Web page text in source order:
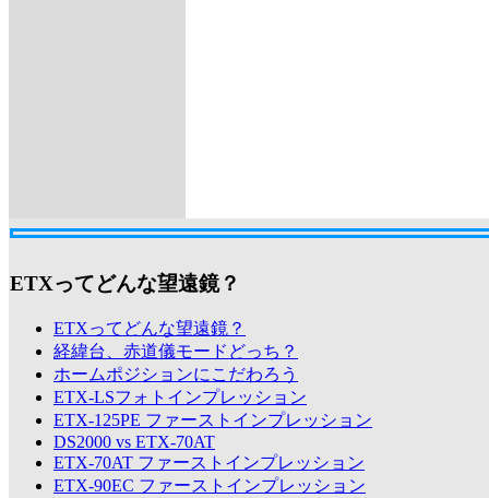
ETXってどんな望遠鏡？
ETXってどんな望遠鏡？
経緯台、赤道儀モードどっち？
ホームポジションにこだわろう
ETX-LSフォトインプレッション
ETX-125PE ファーストインプレッション
DS2000 vs ETX-70AT
ETX-70AT ファーストインプレッション
ETX-90EC ファーストインプレッション